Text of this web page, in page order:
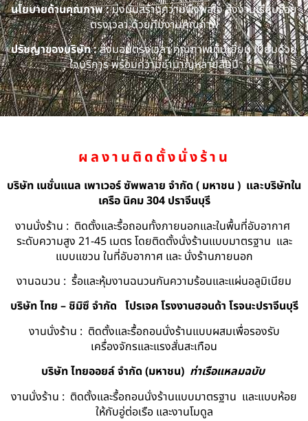
นโยบายด้านคุณภาพ :มุ่งมั่นสร้างความพึงพอใจ ส่งงานเรียบร้อย
ตรงเวลา ด้วยทีมงานคุณภาพ
ปรัชญาของบริษัท :ส่งมอบตรงเวลา คุณภาพเต็มเยี่ยม เปี่ยมด้วย
ใจบริการ พร้อมความชำนาญหลายสิบปี
ผลงานติดตั้งนั่งร้าน
บริษัท เนชั่นแนล เพาเวอร์ ซัพพลาย จำกัด ( มหาชน ) และบริษัทใน
เครือ นิคม 304 ปราจีนบุรี
งานนั่งร้าน : ติดตั้งและรื้อถอนทั้งภายนอกและในพื้นที่อับอากาศ
ระดับความสูง 21-45 เมตร โดยติดตั้งนั่งร้านแบบมาตรฐาน และ
แบบแขวน ในที่อับอากาศ และ นั่งร้านภายนอก
งานฉนวน : รื้อและหุ้มงานฉนวนกันความร้อนและแผ่นอลูมิเนียม
บริษัท ไทย – ชิมิซึ จำกัด โปรเจค โรงงานฮอนด้า โรจนะปราจีนบุรี
งานนั่งร้าน : ติดตั้งและรื้อถอนนั่งร้านแบบผสมเพื่อรองรับ
เครื่องจักรและแรงสั่นสะเทือน
บริษัท ไทยออยล์ จํากัด (มหาชน) ท่าเรือแหลมฉบับ
งานนั่งร้าน : ติดตั้งและรื้อถอนนั่งร้านแบบมาตรฐาน และแบบห้อย
ให้กับอู่ต่อเรือ และงานโมดูล